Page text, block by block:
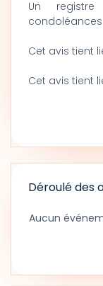
Un
condoléances.
Cet avis tient
Cet avis tient
Déroulé des
Aucun